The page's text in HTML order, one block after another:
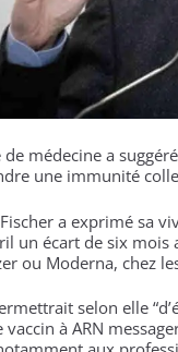
de médecine a
une immunité
a exprimé sa
un écart de six mois
ou Moderna, chez
selon elle
vaccin à ARN